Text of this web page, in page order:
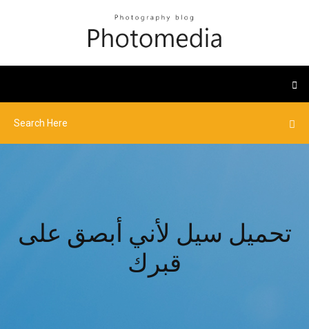
تحميل سيل لأني أبصق على
قبرك